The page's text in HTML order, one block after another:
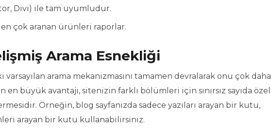
Divi) ile tam uyumludur.
çok aranan ürünleri raporlar.
Arama Esnekliği
arama mekanizmasını tamamen devralarak onu çok daha
büyük avantajı, sitenizin farklı bölümleri için sınırsız sayıda özel
Örneğin, blog sayfanızda sadece yazıları arayan bir kutu,
arayan bir kutu kullanabilirsiniz.